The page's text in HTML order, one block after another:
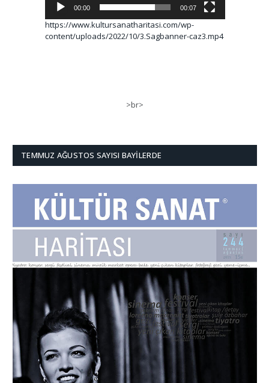
00:00 00:07
https://www.kultursanatharitasi.com/wp-
content/uploads/2022/10/3.Sagbanner-caz3.mp4
>br>
TEMMUZ AĞUSTOS SAYISI BAYILERDE